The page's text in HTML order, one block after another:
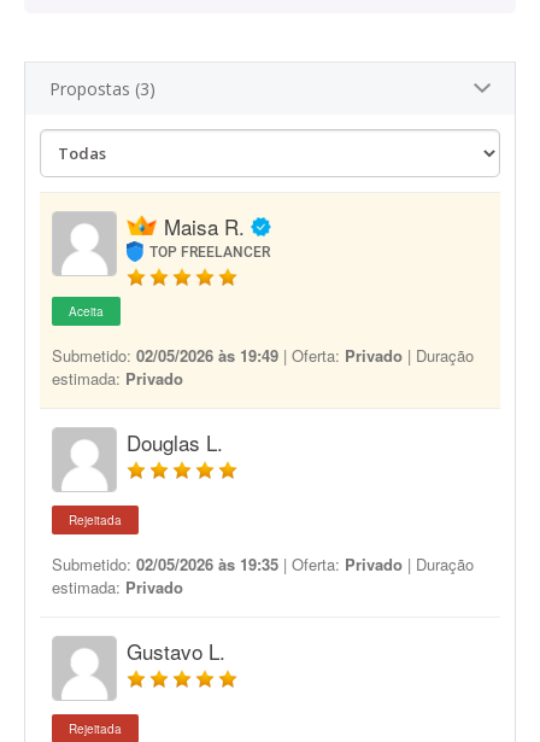
Propostas (3)
Maisa R.
TOP FREELANCER
Aceita
Submetido: 02/05/2026 às 19:49 | Oferta: Privado | Duração
estimada: Privado
Douglas L.
Rejeitada
Submetido: 02/05/2026 às 19:35 | Oferta: Privado | Duração
estimada: Privado
Gustavo L.
Rejeitada